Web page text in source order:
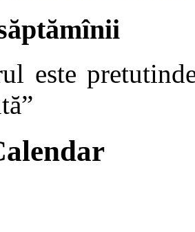
este
îl